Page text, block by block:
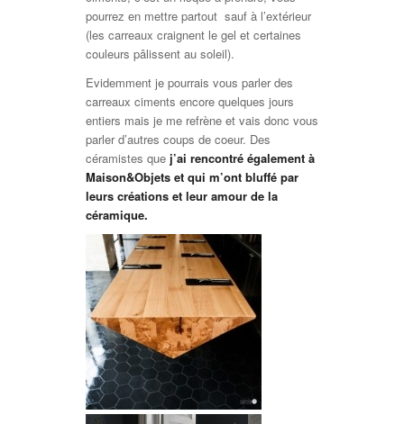
pourrez en mettre partout sauf à l’extérieur
(les carreaux craignent le gel et certaines
couleurs pâlissent au soleil).
Evidemment je pourrais vous parler des
carreaux ciments encore quelques jours
entiers mais je me refrène et vais donc vous
parler d’autres coups de coeur. Des
céramistes que j’ai rencontré également à
Maison&Objets et qui m’ont bluffé par
leurs créations et leur amour de la
céramique.